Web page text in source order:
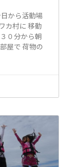
から活動場
カ村に 移動
０分から朝
屋で 荷物の